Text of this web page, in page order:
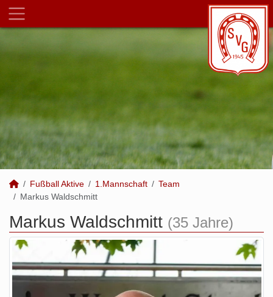
Fußball Aktive 1.Mannschaft
Team
Markus Waldschmitt
Markus Waldschmitt (35 Jahre)